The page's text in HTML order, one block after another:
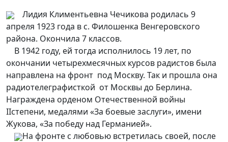
Лидия Климентьевна Чечикова родилась 9
апреля 1923 года в с. Филошенка Венгеровского
района. Окончила 7 классов.
В 1942 году, ей тогда исполнилось 19 лет, по
окончании четырехмесячных курсов радистов была
направлена на фронт под Москву. Так и прошла она
радиотелеграфисткой от Москвы до Берлина.
Награждена орденом Отечественной войны
IIстепени, медалями «За боевые заслуги», имени
Жукова, «За победу над Германией».
На фронте с любовью встретилась своей, после